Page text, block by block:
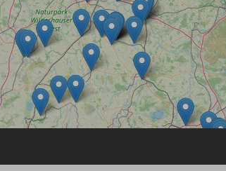
bleiben
ANMELDEN
vergessen
vergessen